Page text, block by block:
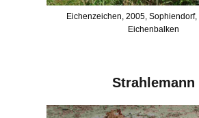
Eichenzeichen, 2005, Sophiendorf,
Eichenbalken
Strahlemann